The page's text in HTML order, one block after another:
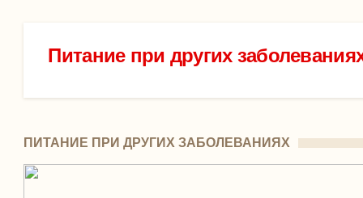
Питание при других
ПИТАНИЕ ПРИ ДРУГИХ ЗАБОЛЕВАНИЯХ